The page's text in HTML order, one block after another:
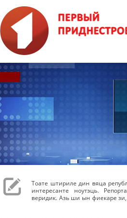
Тоате штириле дин вяца
интересанте ноутэць.
веридик. Азь ши ын фиекаре